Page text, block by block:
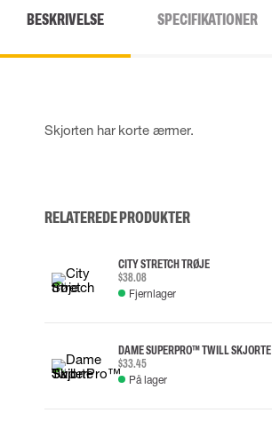
BESKRIVELSE SPECIFIKATIONER
Skjorten har korte ærmer.
RELATEREDE PRODUKTER
CITY STRETCH TRØJE
$38.08
Fjernlager
DAME SUPERPRO™ TWILL SKJORTE
$33.45
På lager